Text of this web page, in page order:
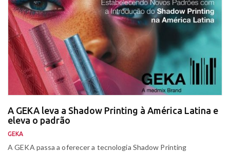
A GEKA leva a Shadow Printing à América Latina e
eleva o padrão
GEKA
A GEKA passa a oferecer a tecnologia Shadow Printing